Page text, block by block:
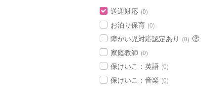
送迎対応 (0)
お泊り保育 (0)
障がい児対応認定あり (0)
家庭教師 (0)
保けいこ：英語 (0)
保けいこ：音楽 (0)